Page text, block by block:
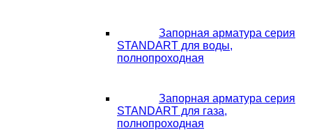
Запорная арматура серия
STANDART для воды,
полнопроходная
Запорная арматура серия
STANDART для газа,
полнопроходная